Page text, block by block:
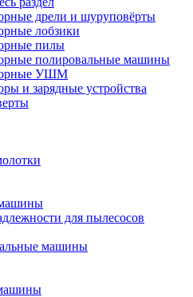
дрели и шуруповёрты
лобзики
пилы
полировальные машины
УШМ
и зарядные устройства
для пылесосов
машины